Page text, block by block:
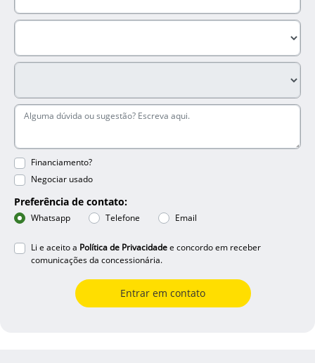
Financiamento?
Negociar usado
Preferência de contato:
Whatsapp Telefone Email
Li e aceito a Política de Privacidadee concordo em receber
comunicações da concessionária.
Entrar em contato